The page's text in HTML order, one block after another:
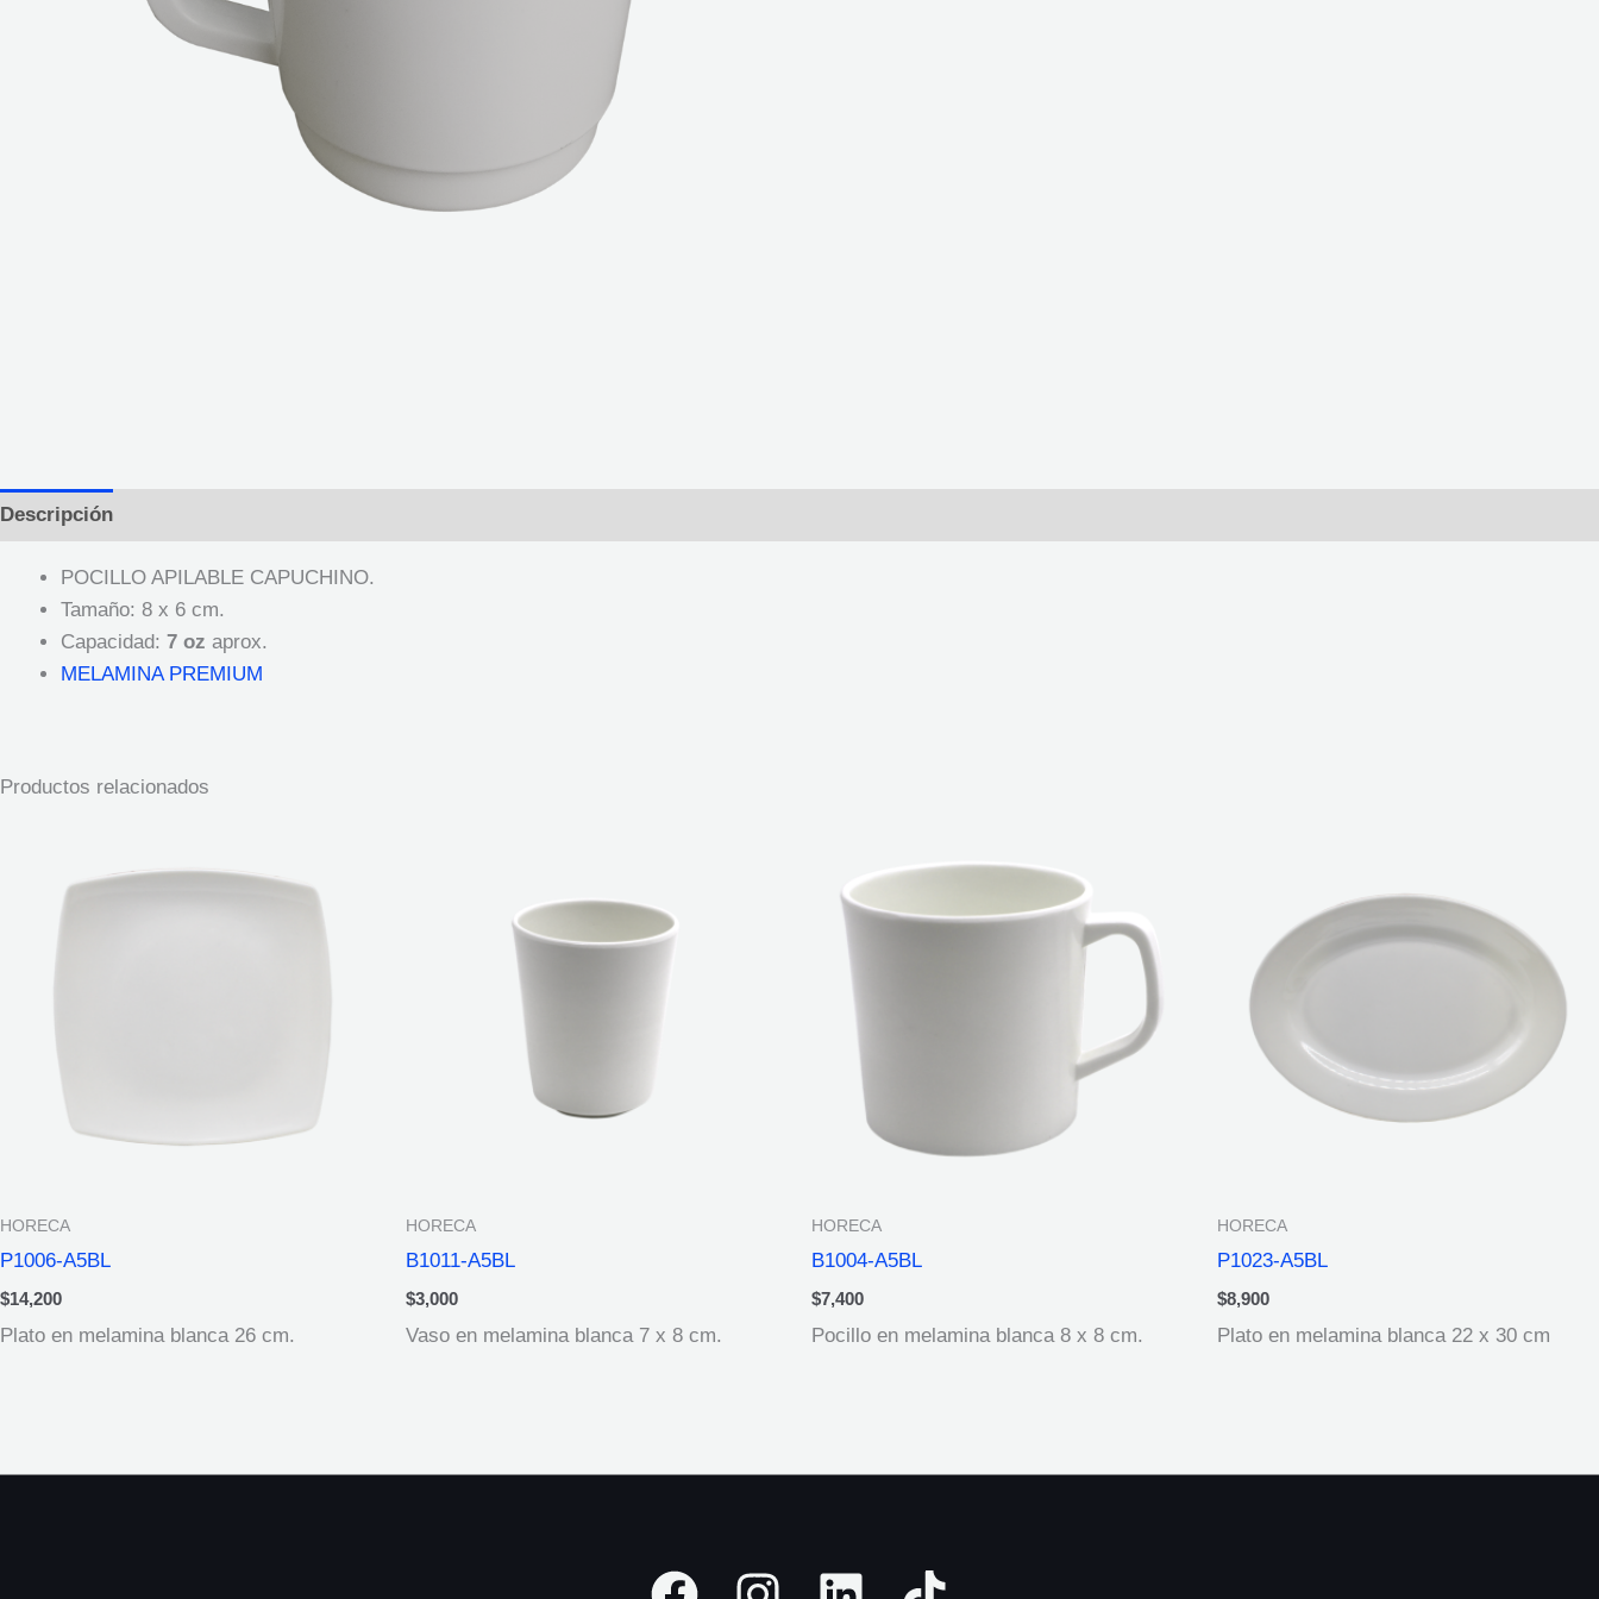
Descripción
POCILLO APILABLE CAPUCHINO.
Tamaño: 8 x 6 cm.
Capacidad: 7 oz aprox.
MELAMINA PREMIUM
Productos relacionados
HORECA
P1006-A5BL
$14,200
Plato en melamina blanca 26 cm.
HORECA
B1011-A5BL
$3,000
Vaso en melamina blanca 7 x 8 cm.
HORECA
B1004-A5BL
$7,400
Pocillo en melamina blanca 8 x 8 cm.
HORECA
P1023-A5BL
$8,900
Plato en melamina blanca 22 x 30 cm